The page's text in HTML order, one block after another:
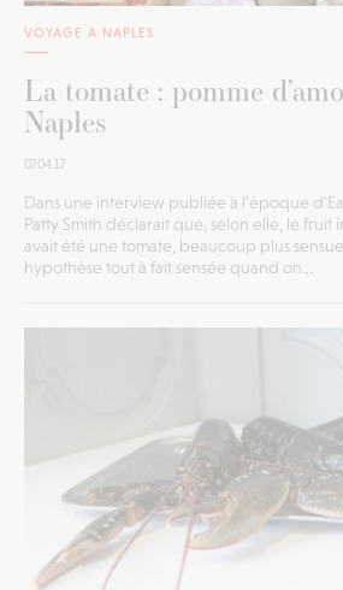
VOYAGE À NAPLES
La tomate : pomme
Naples
07.04.17
Dans une interview publiée à l’époque
Patty Smith déclarait que, selon elle, le
avait été une tomate, beaucoup plus
hypothèse tout à fait sensée quand on...